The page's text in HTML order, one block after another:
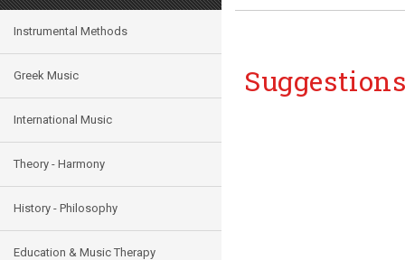
Instrumental Methods
Greek Music
International Music
Theory - Harmony
History - Philosophy
Education & Music Therapy